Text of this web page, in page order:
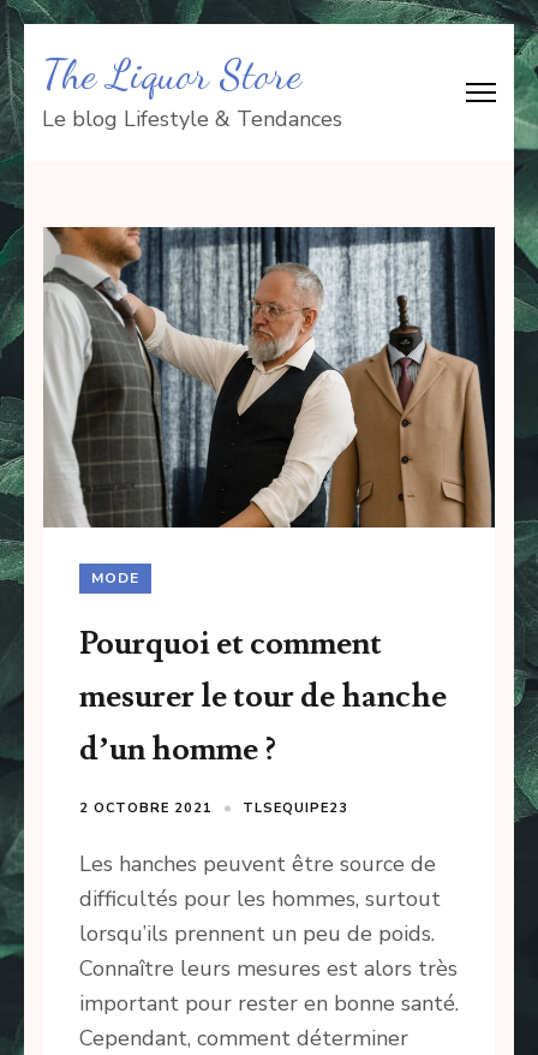
Aller
au
contenu
(Pressez
Entrée)
The Liquor Store
Le blog Lifestyle & Tendances
MODE
Pourquoi et comment
mesurer le tour de hanche
d’un homme ?
2 OCTOBRE 2021 TLSEQUIPE23
Les hanches peuvent être source de
difficultés pour les hommes, surtout
lorsqu’ils prennent un peu de poids.
Connaître leurs mesures est alors très
important pour rester en bonne santé.
Cependant, comment déterminer